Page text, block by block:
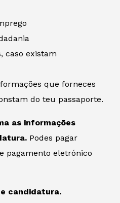
caso existam
que forneces
do teu passaporte.
as informações
Podes pagar
pagamento eletrónico
candidatura.